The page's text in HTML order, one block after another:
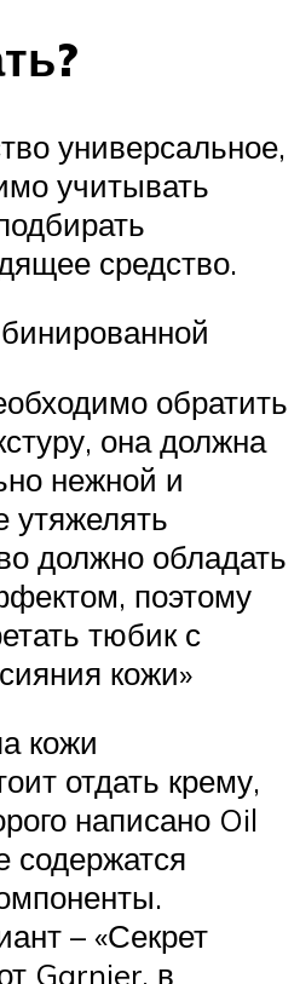
универсальное,
учитывать
средство.
обратить
она должна
нежной и
утяжелять
должно обладать
поэтому
тюбик с
кожи»
кожи
отдать крему,
написано Oil
содержатся
– «Секрет
Garnier, в